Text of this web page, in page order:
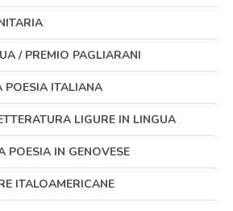
/ PREMIO PAGLIARANI
POESIA ITALIANA
LIGURE IN LINGUA
POESIA IN GENOVESE
ITALOAMERICANE